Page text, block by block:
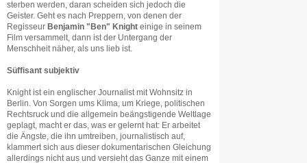
sterben werden, daran scheiden sich jedoch die
Geister. Geht es nach Preppern, von denen der
Regisseur Benjamin "Ben" Knight einige in seinem
Film versammelt, dann ist der Untergang der
Menschheit näher, als uns lieb ist.
Süffisant subjektiv
Knight ist ein englischer Journalist mit Wohnsitz in
Berlin. Von Sorgen ums Klima, um Kriege, politischen
Rechtsruck und die allgemein beängstigende Weltlage
geplagt, macht er das, was er gelernt hat: Er arbeitet
die Ängste, die ihn umtreiben, journalistisch auf,
klammert sich aus dieser dokumentarischen Gleichung
allerdings nicht aus und versieht das Ganze mit einem